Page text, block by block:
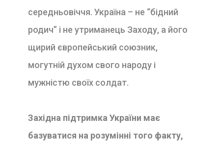
середньовіччя. Україна – не “бідний
родич” і не утриманець Заходу, а його
щирий європейський союзник,
могутній духом свого народу і
мужністю своїх солдат.
Західна підтримка України має
базуватися на розумінні того факту,